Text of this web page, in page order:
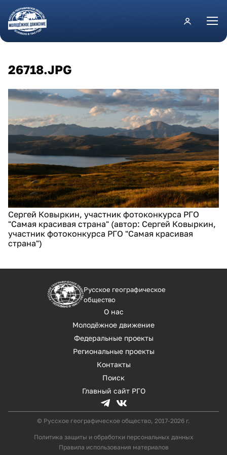
Перейти к основному содержанию
26718.JPG
Сергей Ковыркин, участник фотоконкурса РГО
"Самая красивая страна" (автор: Сергей Ковыркин,
участник фотоконкурса РГО "Самая красивая
страна")
Русское географическое
общество
О нас
Молодёжное движение
Федеральные проекты
Региональные проекты
Контакты
Поиск
Главный сайт РГО
© Русское географическое общество, 2017-2026 г.
Политика защиты и обработки персональных данных
Правила использования материалов